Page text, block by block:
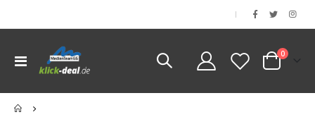
|
Navigation
umschalten
Cart
0Artikel